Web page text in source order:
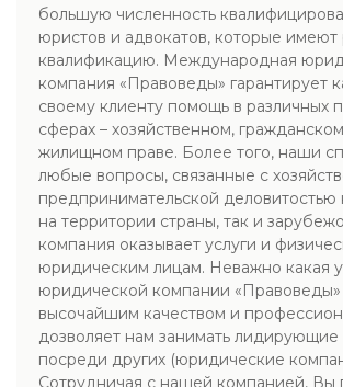
большую численность
юристов и адвокатов, которые имеют
квалификацию. Международная
компания «Правоведы» гарантирует
своему клиенту помощь в различных
сферах – хозяйственном,
жилищном праве. Более того, наши
любые вопросы, связанные с
предпринимательской деловитостью
на территории страны, так и
компания оказывает услуги и
юридическим лицам. Неважно какая
юридической компании «Правоведы»
высочайшим качеством и
дозволяет нам занимать лидирующие
посреди других (юридические
Сотрудничая с нашей компанией, Вы